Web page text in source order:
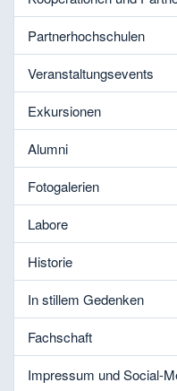
Partnerhochschulen
Veranstaltungsevents
Exkursionen
Alumni
Fotogalerien
Labore
Historie
In stillem Gedenken
Fachschaft
Impressum und Social-